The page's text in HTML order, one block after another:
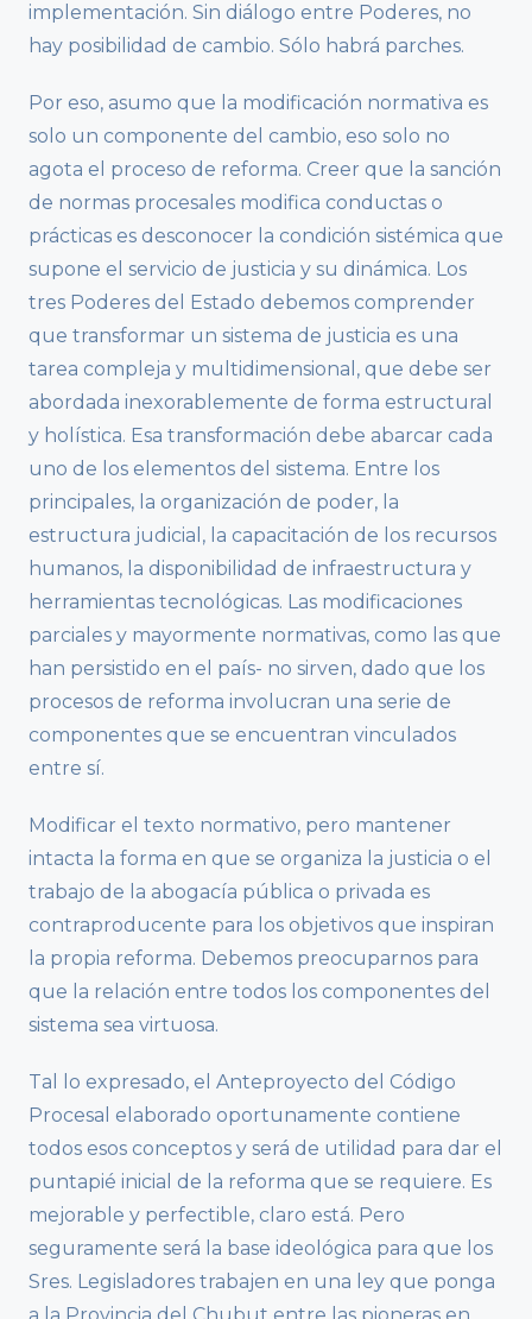
implementación. Sin diálogo entre Poderes, no
hay posibilidad de cambio. Sólo habrá parches.
Por eso, asumo que la modificación normativa es
solo un componente del cambio, eso solo no
agota el proceso de reforma. Creer que la sanción
de normas procesales modifica conductas o
prácticas es desconocer la condición sistémica que
supone el servicio de justicia y su dinámica. Los
tres Poderes del Estado debemos comprender
que transformar un sistema de justicia es una
tarea compleja y multidimensional, que debe ser
abordada inexorablemente de forma estructural
y holística. Esa transformación debe abarcar cada
uno de los elementos del sistema. Entre los
principales, la organización de poder, la
estructura judicial, la capacitación de los recursos
humanos, la disponibilidad de infraestructura y
herramientas tecnológicas. Las modificaciones
parciales y mayormente normativas, como las que
han persistido en el país- no sirven, dado que los
procesos de reforma involucran una serie de
componentes que se encuentran vinculados
entre sí.
Modificar el texto normativo, pero mantener
intacta la forma en que se organiza la justicia o el
trabajo de la abogacía pública o privada es
contraproducente para los objetivos que inspiran
la propia reforma. Debemos preocuparnos para
que la relación entre todos los componentes del
sistema sea virtuosa.
Tal lo expresado, el Anteproyecto del Código
Procesal elaborado oportunamente contiene
todos esos conceptos y será de utilidad para dar el
puntapié inicial de la reforma que se requiere. Es
mejorable y perfectible, claro está. Pero
seguramente será la base ideológica para que los
Sres. Legisladores trabajen en una ley que ponga